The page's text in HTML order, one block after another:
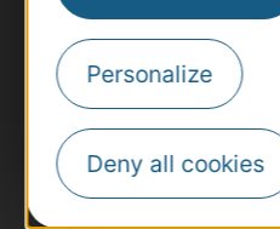
Personalize
Deny all cookies